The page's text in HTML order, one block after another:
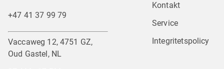
+47 41 37 99 79
Vaccaweg 12, 4751 GZ,
Oud Gastel, NL
Kontakt
Service
Integritetspolicy